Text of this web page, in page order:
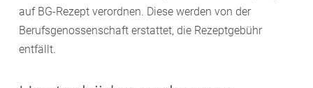
auf BG-Rezept verordnen. Diese werden von der
Berufsgenossenschaft erstattet, die Rezeptgebühr
entfällt.